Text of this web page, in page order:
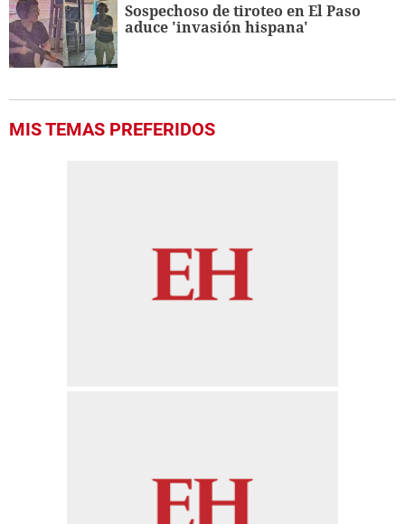
Sospechoso de tiroteo en El Paso
aduce 'invasión hispana'
MIS TEMAS PREFERIDOS